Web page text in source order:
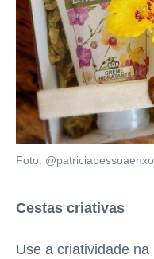
Foto:
Cestas criativas
Use a criatividade